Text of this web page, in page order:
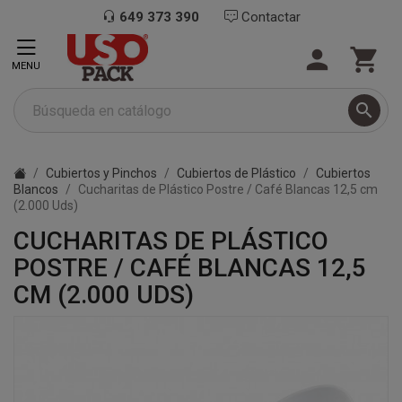
649 373 390 Contactar

 
MENU
Cubiertos y Pinchos Cubiertos de Plástico
Cubiertos
Blancos
Cucharitas de Plástico Postre / Café Blancas 12,5 cm
(2.000 Uds)
CUCHARITAS DE PLÁSTICO
POSTRE / CAFÉ BLANCAS 12,5
CM (2.000 UDS)